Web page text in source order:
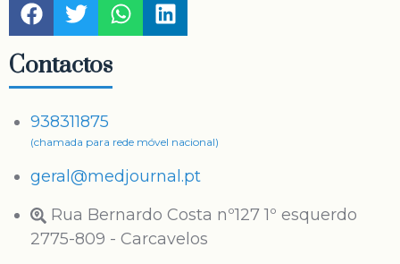
Contactos
938311875
(chamada para rede móvel nacional)
geral@medjournal.pt
Rua Bernardo Costa nº127 1º esquerdo
2775-809 - Carcavelos